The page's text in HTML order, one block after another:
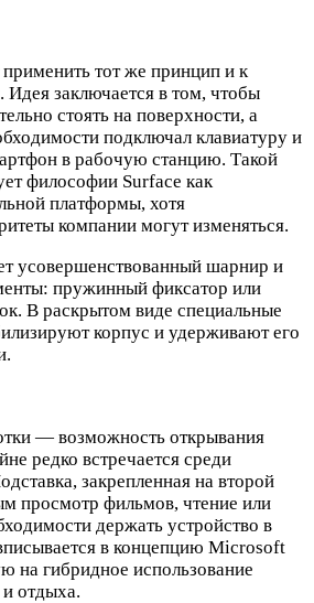
применить тот же принцип и к
заключается в том, чтобы
стоять на поверхности, а
подключал клавиатуру и
в рабочую станцию. Такой
философии Surface как
платформы, хотя
компании могут изменяться.
усовершенствованный шарнир и
пружинный фиксатор или
В раскрытом виде специальные
корпус и удерживают его
— возможность открывания
редко встречается среди
закрепленная на второй
просмотр фильмов, чтение или
держать устройство в
в концепцию Microsoft
на гибридное использование
отдыха.